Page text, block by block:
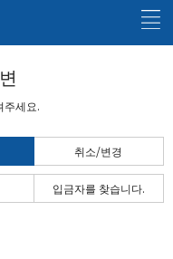
주세요.
취소/변경
입금자를 찾습니다.